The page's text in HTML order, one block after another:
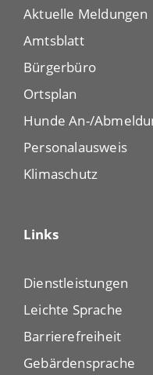
Aktuelle Meldungen
Amtsblatt
Bürgerbüro
Ortsplan
Hunde An-/
Personalausweis
Klimaschutz
Links
Dienstleistungen
Leichte Sprache
Barrierefreiheit
Gebärdensprache